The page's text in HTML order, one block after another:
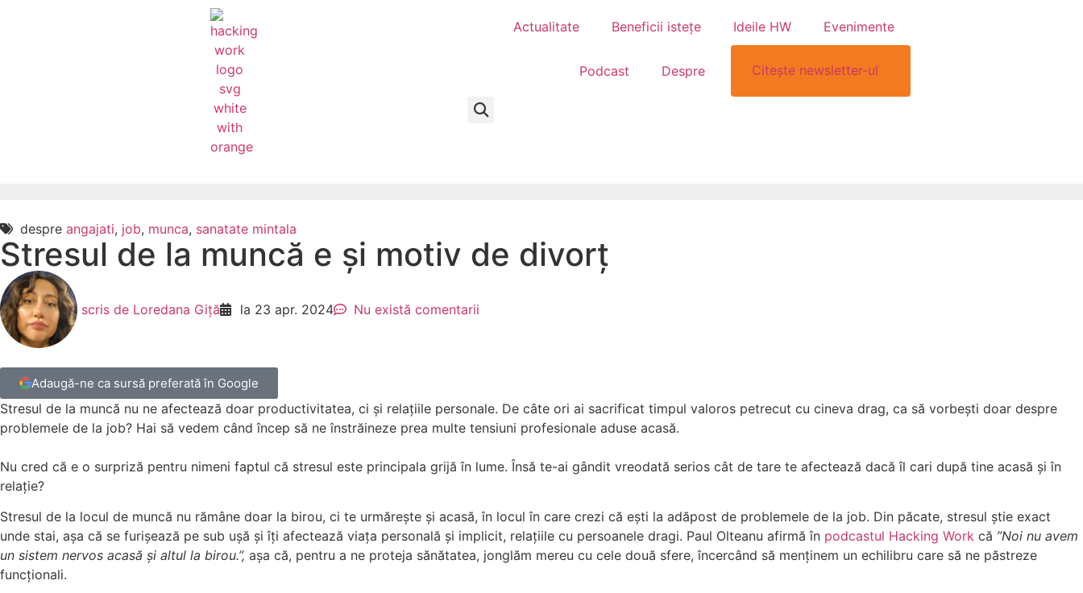
Actualitate Beneficii istețe Ideile HW Evenimente
Podcast Despre Citește newsletter-ul
despre angajati, job, munca, sanatate mintala
Stresul de la muncă e și motiv de divorț
scris de Loredana Giță la 23 apr. 2024 Nu există comentarii
Adaugă-ne ca sursă preferată în Google
Stresul de la muncă nu ne afectează doar productivitatea, ci și relațiile personale. De câte ori ai sacrificat timpul valoros petrecut cu cineva drag, ca să vorbești doar despre
problemele de la job? Hai să vedem când încep să ne înstrăineze prea multe tensiuni profesionale aduse acasă.
Nu cred că e o surpriză pentru nimeni faptul că stresul este principala grijă în lume. Însă te-ai gândit vreodată serios cât de tare te afectează dacă îl cari după tine acasă și în
relație?
Stresul de la locul de muncă nu rămâne doar la birou, ci te urmărește și acasă, în locul în care crezi că ești la adăpost de problemele de la job. Din păcate, stresul știe exact
unde stai, așa că se furișează pe sub ușă și îți afectează viața personală și implicit, relațiile cu persoanele dragi. Paul Olteanu afirmă în podcastul Hacking Work că ”Noi nu avem
un sistem nervos acasă și altul la birou.”, așa că, pentru a ne proteja sănătatea, jonglăm mereu cu cele două sfere, încercând să menținem un echilibru care să ne păstreze
funcționali.